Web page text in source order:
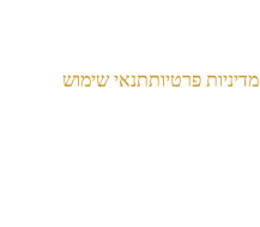
מדיניות פרטיותתנאי שימוש